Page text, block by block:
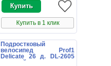
Купить в 1 клик
Подростковый
велосипед Prof1
Delicate 26 д. DL-2605
розовый